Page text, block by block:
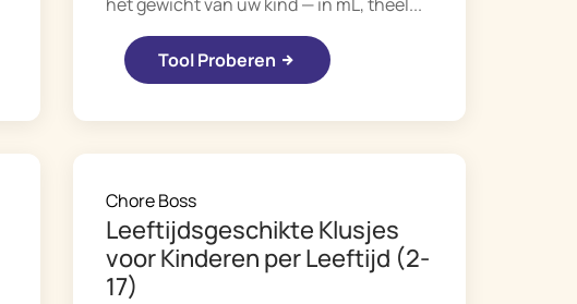
Tool Proberen
Chore Boss
Leeftijdsgeschikte Klusjes
voor Kinderen per Leeftijd (2-
17)